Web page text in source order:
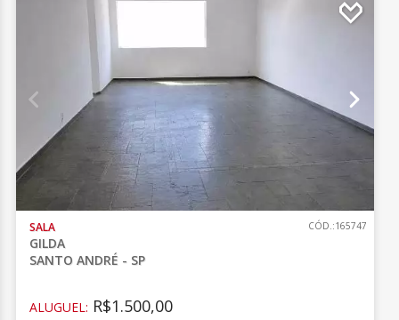
SALA
GILDA
SANTO ANDRÉ - SP
CÓD.:165747
ALUGUEL: R$1.500,00